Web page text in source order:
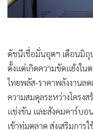
•
ท่องเที่ยว
• Special Scoop
• เศรษฐกิจ-ธุรกิจ
• จีน
• ชุมชน-คุณภาพชีวิต
• อาชญากรรม
ดัชนีเชื่อมั่นอุตฯ เดือนมิ
ตั้งแต่เกิดความขัดแย้งใน
ไทยพลัส-ราคาพลังงานล
ความสมดุลระหว่างโครง
แข่งขัน และสังคมคาร์บอ
เข้าทุ่มตลาด ส่งเสริมการ